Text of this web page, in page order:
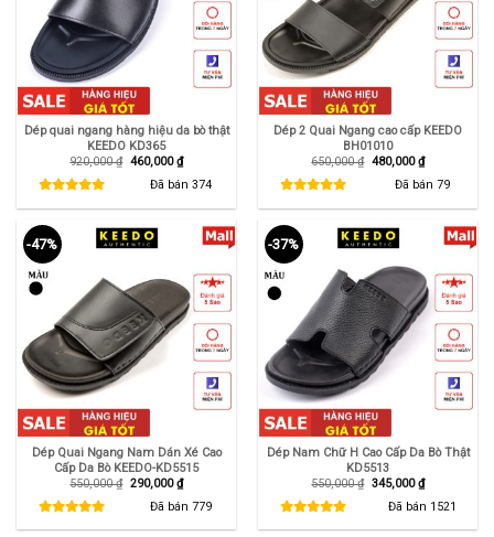
Dép quai ngang hàng hiệu da bò thật
KEEDO KD365
920,000₫ Giá
460,000₫Giá
hiện
tại
Đã bán 374
Dép 2 Quai Ngang cao cấp KEEDO
BH01010
650,000₫ Giá
480,000₫Giá
hiện
tại
Đã bán 79
-47%
Dép Quai Ngang Nam Dán Xé Cao
Cấp Da Bò KEEDO-KD5515
550,000₫ Giá
550,000 ₫.
290,000₫Giá
hiện
tại
là:
290,000 ₫.
Đã bán 779
-37%
Dép Nam Chữ H Cao Cấp Da Bò Thật
KD5513
550,000₫ Giá
550,000 ₫.
345,000₫Giá
hiện
tại
là:
345,000 ₫.
Đã bán 1521